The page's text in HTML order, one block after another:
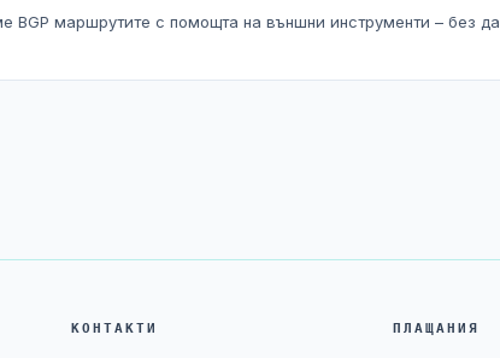
BGP маршрутите с помощта на външни инструменти – без да
КОНТАКТИ ПЛАЩАНИЯ